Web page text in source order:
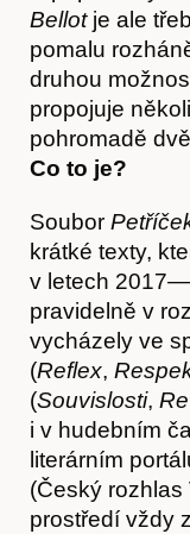
Bellotje ale
pomalu
druhou
propojuje
pohromadě
Co to je?
Soubor
krátké texty,
v letech
pravidelně v
vycházely ve
(Reflex,
(Souvislosti,
i v hudebním
literárním
(Český rozhlas
prostředí vždy